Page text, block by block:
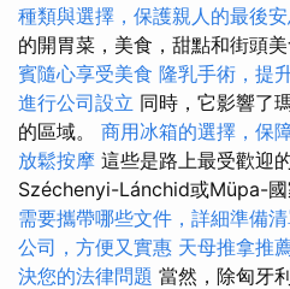
種類與選擇，保護親人的最後
的開胃菜，美食，甜點和街頭美
賓隨心享受美食 隆乳手術，提
進行公司設立 同時，它影響了
的區域。 商用冰箱的選擇，保
放鬆按摩 這些是路上最受歡迎
Széchenyi-Lánchid或Müpa-國
需要攜帶哪些文件，詳細準備
公司，方便又實惠 天母推拿推
決您的法律問題 當然，除匈牙